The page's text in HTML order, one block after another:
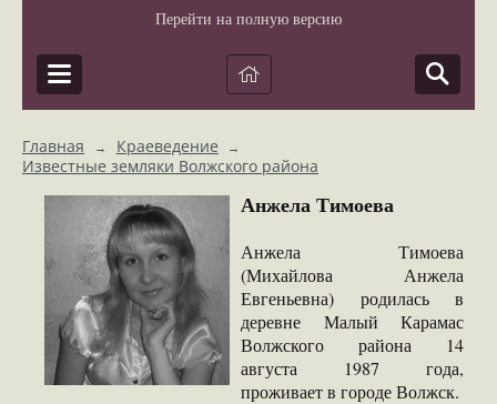
Перейти на полную версию
Главная → Краеведение →
Известные земляки Волжского района
Анжела Тимоева
Анжела Тимоева
(Михайлова Анжела
Евгеньевна) родилась в
деревне Малый Карамас
Волжского района 14
августа 1987 года,
проживает в городе Волжск.